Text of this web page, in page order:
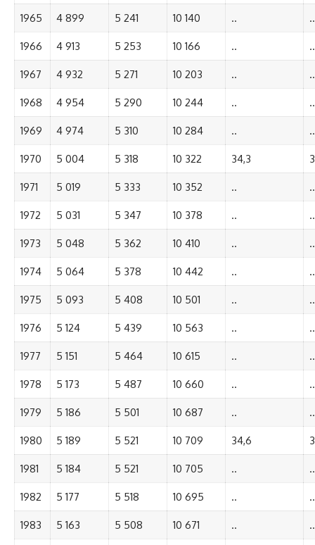
1965 4 899 5 241 10 140 .. ..
1966 4 913 5 253 10 166 .. ..
1967 4 932 5 271 10 203 .. ..
1968 4 954 5 290 10 244 .. ..
1969 4 974 5 310 10 284 .. ..
1970 5 004 5 318 10 322 34,3
1971 5 019 5 333 10 352 .. ..
1972 5 031 5 347 10 378 .. ..
1973 5 048 5 362 10 410 .. ..
1974 5 064 5 378 10 442 .. ..
1975 5 093 5 408 10 501 .. ..
1976 5 124 5 439 10 563 .. ..
1977 5 151 5 464 10 615 .. ..
1978 5 173 5 487 10 660 .. ..
1979 5 186 5 501 10 687 .. ..
1980 5 189 5 521 10 709 34,6
1981 5 184 5 521 10 705 .. ..
1982 5 177 5 518 10 695 .. ..
1983 5 163 5 508 10 671 .. ..